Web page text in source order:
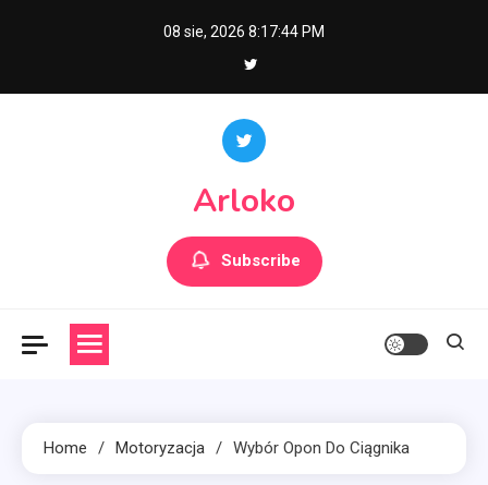
08 sie, 2026 8:17:44 PM
Arloko
Subscribe
Home Motoryzacja Wybór Opon Do Ciągnika